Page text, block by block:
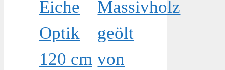
Eiche
Optik
120 cm
Massivholz
geölt
von